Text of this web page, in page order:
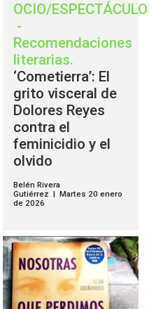
OCIO/
-
Recomendaciones
literarias.
‘Cometierra’: El
grito visceral de
Dolores Reyes
contra el
feminicidio y el
olvido
Belén Rivera
Gutiérrez | Martes 20 enero
de 2026